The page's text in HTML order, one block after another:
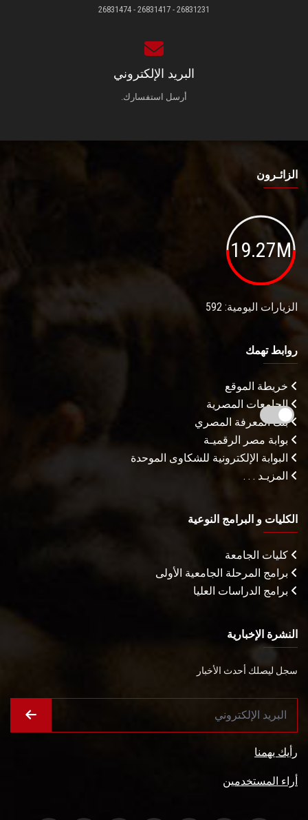
26831231 - 26831417 - 26831474
البريد الإلكتروني
أرسل استفسارك.
الزائـرون
19.27M
الزيارات اليومية: 592
روابط تهمك
خريطة الموقع
الجامعات المصرية
بنك المعرفة المصري
بوابة مصر الرقميـة
البوابة الإلكترونية للشكاوى الموحدة
المزيـد . . .
الكليات و البرامج النوعية
كليات الجامعة
برامج المرحلة الجامعية الأولى
برامج الدراسات العليا
النشرة الإخبارية
سجل ليصلك أحدث الأخبار
رأيك يهمنا
أراء المستخدمين